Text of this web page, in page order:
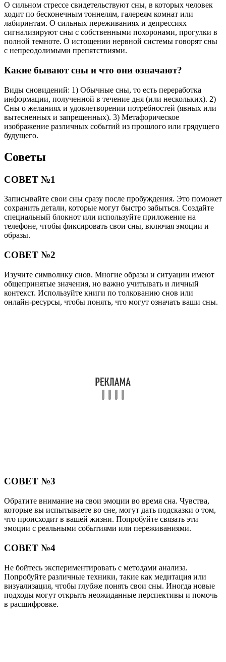
О сильном стрессе свидетельствуют сны, в которых человек
ходит по бесконечным тоннелям, галереям комнат или
лабиринтам. О сильных переживаниях и депрессиях
сигнализируют сны с собственными похоронами, прогулки в
полной темноте. О истощении нервной системы говорят сны
с непреодолимыми препятствиями.
Какие бывают сны и что они означают?
Виды сновидений: 1) Обычные сны, то есть переработка
информации, полученной в течение дня (или нескольких). 2)
Сны о желаниях и удовлетворении потребностей (явных или
вытесненных и запрещенных). 3) Метафорическое
изображение различных событий из прошлого или грядущего
будущего.
Советы
СОВЕТ №1
Записывайте свои сны сразу после пробуждения. Это поможет
сохранить детали, которые могут быстро забыться. Создайте
специальный блокнот или используйте приложение на
телефоне, чтобы фиксировать свои сны, включая эмоции и
образы.
СОВЕТ №2
Изучите символику снов. Многие образы и ситуации имеют
общепринятые значения, но важно учитывать и личный
контекст. Используйте книги по толкованию снов или
онлайн-ресурсы, чтобы понять, что могут означать ваши сны.
СОВЕТ №3
Обратите внимание на свои эмоции во время сна. Чувства,
которые вы испытываете во сне, могут дать подсказки о том,
что происходит в вашей жизни. Попробуйте связать эти
эмоции с реальными событиями или переживаниями.
СОВЕТ №4
Не бойтесь экспериментировать с методами анализа.
Попробуйте различные техники, такие как медитация или
визуализация, чтобы глубже понять свои сны. Иногда новые
подходы могут открыть неожиданные перспективы и помочь
в расшифровке.